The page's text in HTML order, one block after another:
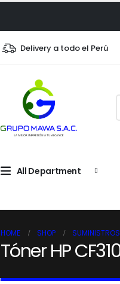
Delivery a todo el Perú
All Department
HOME SHOP SUMINISTROS
Tóner HP